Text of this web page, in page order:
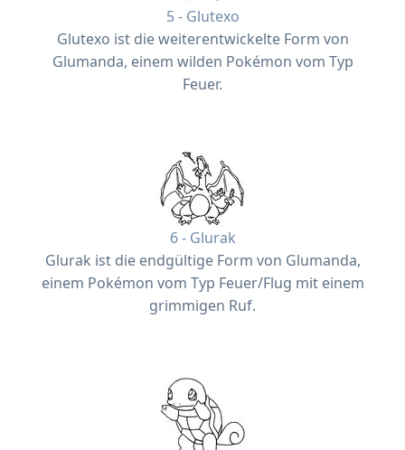
5 - Glutexo
Glutexo ist die weiterentwickelte Form von
Glumanda, einem wilden Pokémon vom Typ
Feuer.
6 - Glurak
Glurak ist die endgültige Form von Glumanda,
einem Pokémon vom Typ Feuer/Flug mit einem
grimmigen Ruf.